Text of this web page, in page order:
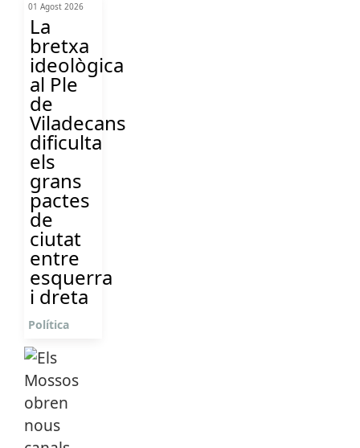
01 Agost 2026
La
bretxa
ideològica
al Ple
de
Viladecans
dificulta
els
grans
pactes
de
ciutat
entre
esquerra
i dreta
Política